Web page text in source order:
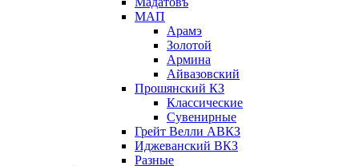
МАП
Арамэ
Золотой
Армина
Айвазовский
Прошянский КЗ
Классические
Сувенирные
Грейт Велли АВКЗ
Иджеванский ВКЗ
Разные